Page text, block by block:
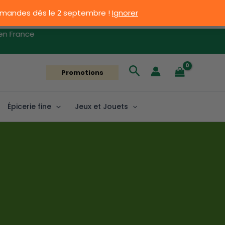
dés le 2 septembre !Ignorer
Promotions Rechercher
Épicerie fine Jeux et Jouets